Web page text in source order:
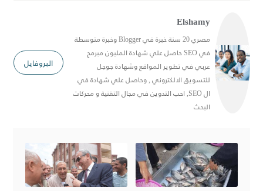
Elshamy
مصري 20 سنة خبرة في Blogger وخبرة متوسطة
في SEO حاصل علي شهادة المليون مبرمج
عربي في تطوير المواقع وشهادة جوجل
للتسويق الالكتروني , وحاصل علي شهادة في
ال SEO, احب التدوين في مجال التقنية و محركات
البحث
البروفايل